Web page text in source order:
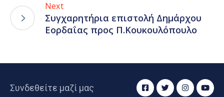
Next
Συγχαρητήρια επιστολή Δημάρχου
Εορδαΐας προς Π.Κουκουλόπουλο
Συνδεθείτε μαζί μας